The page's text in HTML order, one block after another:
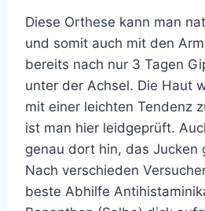
Diese Orthese kann man
und somit auch mit den
bereits nach nur 3 Tagen
unter der Achsel. Die Haut
mit einer leichten Tendenz
ist man hier leidgeprüft.
genau dort hin, das Jucken
Nach verschieden
beste Abhilfe